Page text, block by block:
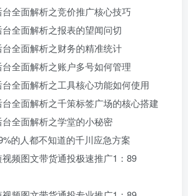
全面解析之竞价推广核心技巧
全面解析之报表的望闻问切
全面解析之财务的精准统计
全面解析之账户多号如何管理
全面解析之工具核心功能如何使用
全面解析之千策标签广场的核心搭建
全面解析之学堂的小秘密
的人都不知道的千川应急方案
频图文带货通投极速推广1：89